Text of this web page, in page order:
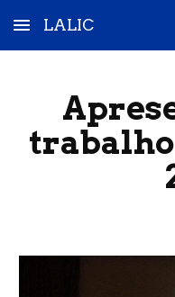
Skip to main content
LALIC
trabalho